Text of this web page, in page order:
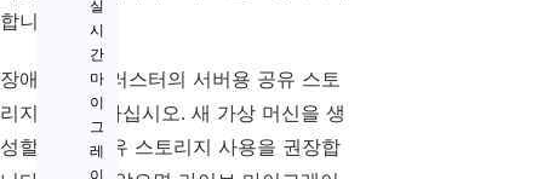
실
시
간
마
이
그
레
이
합니다.
장애 조치 클러스터의 서버용 공유 스토
리지를 준비하십시오. 새 가상 머신을 생
성할 때도 공유 스토리지 사용을 권장합